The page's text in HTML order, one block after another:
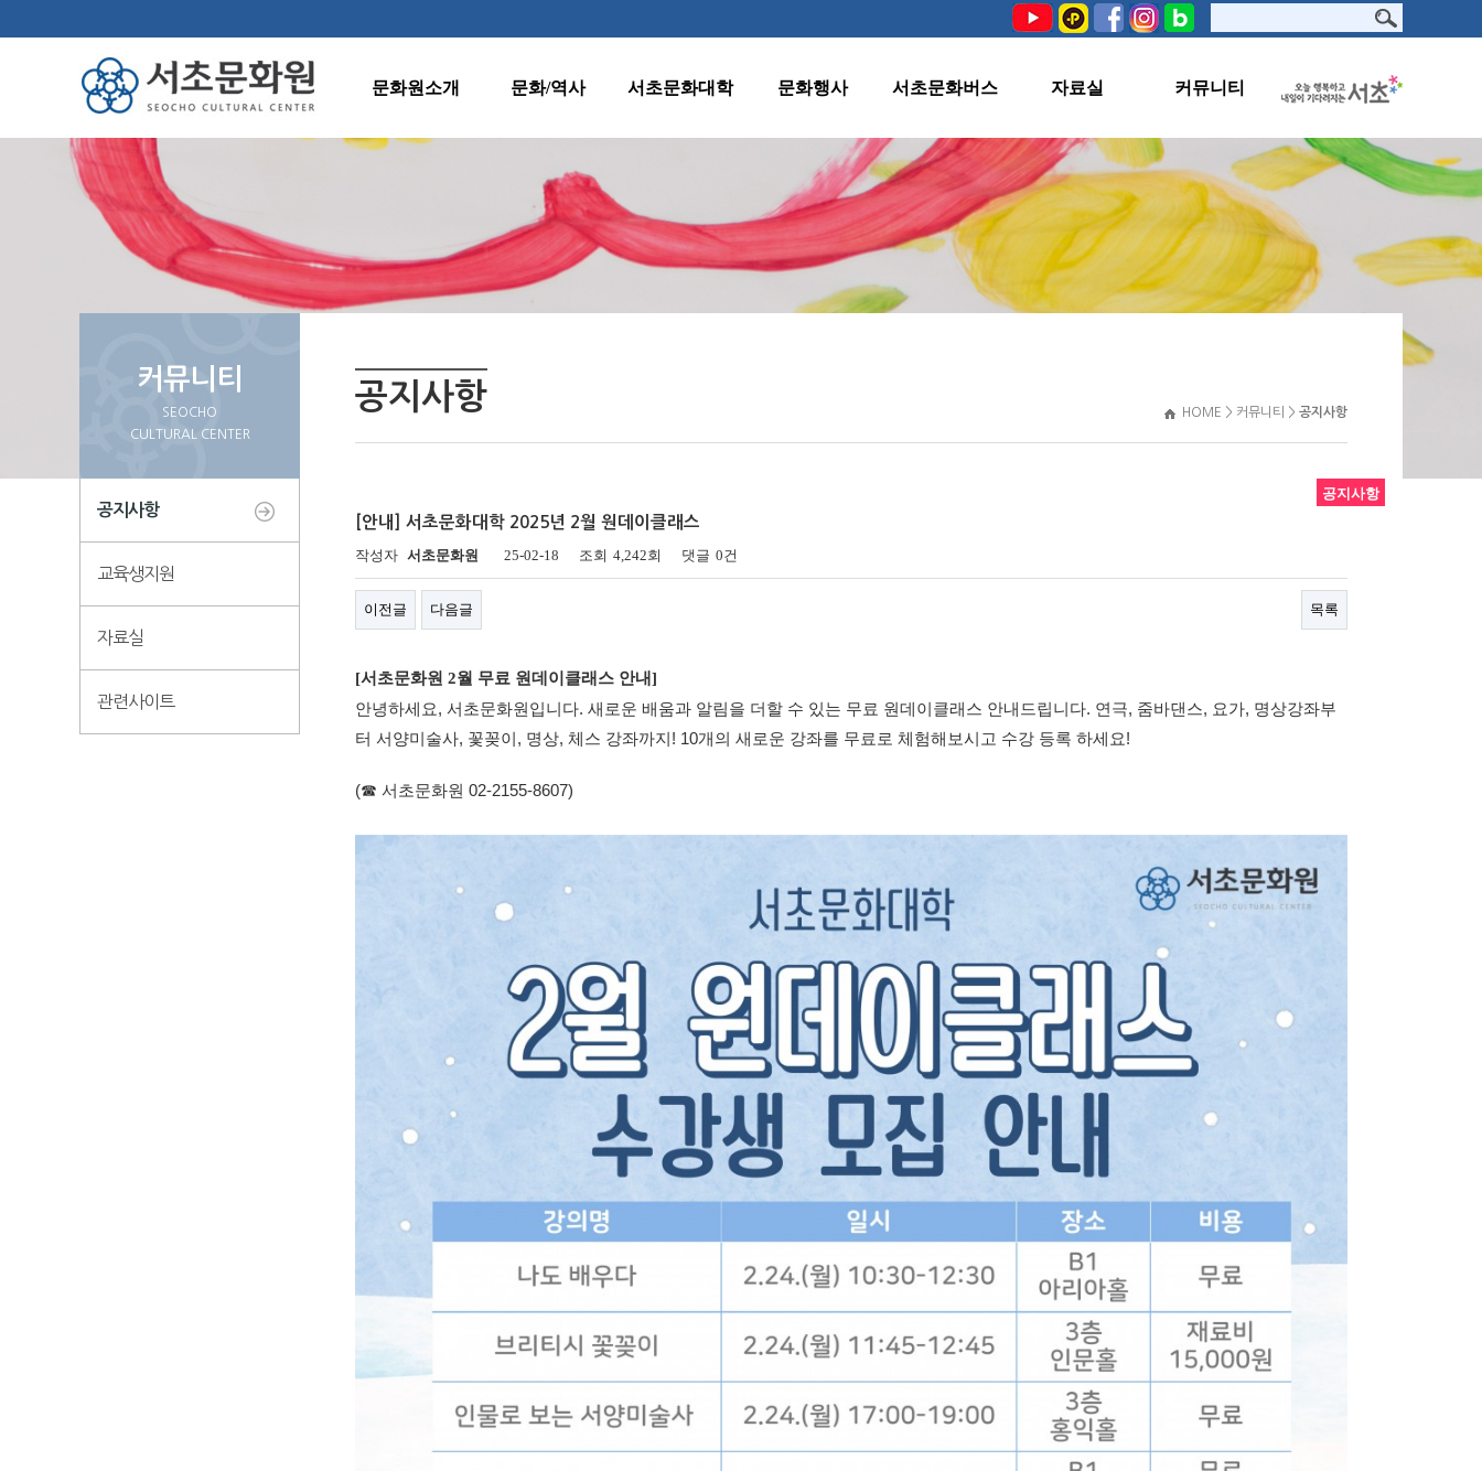
문화원소개
오시는길
문화/역사
문화유산
서초명소
문화자료실
서초문화대학
프로그램 안내
원데이클래스
운영규정
문화행사
월별행사
주요행사
양재천 벚꽃 등
(燈)축제
클래식판타지
수요열린음악회
서초문화버스
종합노선표
1호차(반포·
잠원동)
2호차(서초·
반포동)
3호차(방배·
자료실
PHOTO
서초문화원TV
커뮤니티
공지사항
교육생지원
자료실
관련사이트
커뮤니티
SEOCHO
CULTURAL CENTER
공지사항 HOME > 커뮤니티 > 공지사항
공지사항
교육생지원
자료실
관련사이트
공지사항
[안내] 서초문화대학 2025년 2월 원데이클래스
작성자 서초문화원 25-02-18 조회 4,242회 댓글 0건
이전글 다음글 목록
[서초문화원 2월 무료 원데이클래스 안내​]
안녕하세요, 서초문화원입니다. 새로운 배움과 알림을 더할 수 있는 무료 원데이클래스 안내드립니다. 연극, 줌바댄스, 요가, 명상강좌부
터 서양미술사, 꽃꽂이, 명상, 체스 강좌까지! 10개의 새로운 강좌를 무료로 체험해보시고 수강 등록 하세요!
(☎ 서초문화원 02-2155-8607)